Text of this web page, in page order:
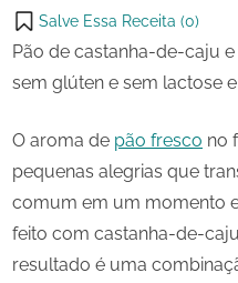
on
X
Salve Essa Receita (0)
Pão de castanha-de-caju
sem glúten e sem lactose
O aroma de pão fresco no
pequenas alegrias que
comum em um momento
feito com castanha-de-
resultado é uma